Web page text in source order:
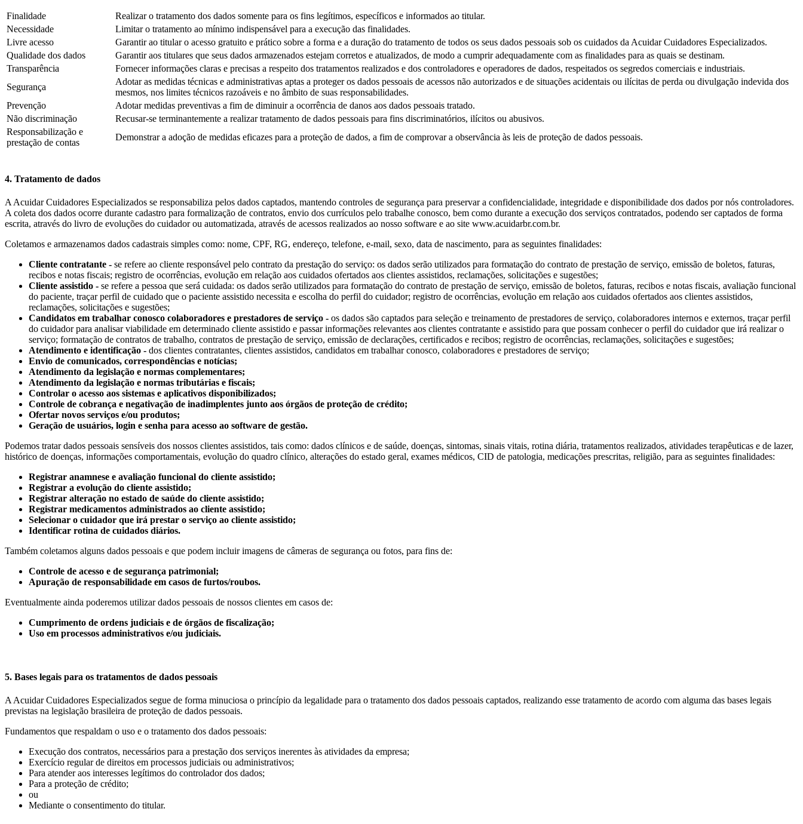
Finalidade
Realizar o tratamento dos dados somente para os fins legítimos, específicos e informados ao titular.
Necessidade
Limitar o tratamento ao mínimo indispensável para a execução das finalidades.
Livre acesso
Garantir ao titular o acesso gratuito e prático sobre a forma e a duração do tratamento de todos os seus dados pessoais sob os cuidados da Acuidar Cuidadores Especializados.
Qualidade dos dados
Garantir aos titulares que seus dados armazenados estejam corretos e atualizados, de modo a cumprir adequadamente com as finalidades para as quais se destinam.
Transparência
Fornecer informações claras e precisas a respeito dos tratamentos realizados e dos controladores e operadores de dados, respeitados os segredos comerciais e industriais.
Segurança
Adotar as medidas técnicas e administrativas aptas a proteger os dados pessoais de acessos não autorizados e de situações acidentais ou ilícitas de perda ou divulgação indevida dos
mesmos, nos limites técnicos razoáveis e no âmbito de suas responsabilidades.
Prevenção
Adotar medidas preventivas a fim de diminuir a ocorrência de danos aos dados pessoais tratado.
Não discriminação
Recusar-se terminantemente a realizar tratamento de dados pessoais para fins discriminatórios, ilícitos ou abusivos.
Responsabilização e
prestação de contas
Demonstrar a adoção de medidas eficazes para a proteção de dados, a fim de comprovar a observância às leis de proteção de dados pessoais.
4. Tratamento de dados
A Acuidar Cuidadores Especializados se responsabiliza pelos dados captados, mantendo controles de segurança para preservar a confidencialidade, integridade e disponibilidade dos dados por nós controladores.
A coleta dos dados ocorre durante cadastro para formalização de contratos, envio dos currículos pelo trabalhe conosco, bem como durante a execução dos serviços contratados, podendo ser captados de forma
escrita, através do livro de evoluções do cuidador ou automatizada, através de acessos realizados ao nosso software e ao site www.acuidarbr.com.br.
Coletamos e armazenamos dados cadastrais simples como: nome, CPF, RG, endereço, telefone, e-mail, sexo, data de nascimento, para as seguintes finalidades:
Cliente contratante - se refere ao cliente responsável pelo contrato da prestação do serviço: os dados serão utilizados para formatação do contrato de prestação de serviço, emissão de boletos, faturas,
recibos e notas fiscais; registro de ocorrências, evolução em relação aos cuidados ofertados aos clientes assistidos, reclamações, solicitações e sugestões;
Cliente assistido - se refere a pessoa que será cuidada: os dados serão utilizados para formatação do contrato de prestação de serviço, emissão de boletos, faturas, recibos e notas fiscais, avaliação funcional
do paciente, traçar perfil de cuidado que o paciente assistido necessita e escolha do perfil do cuidador; registro de ocorrências, evolução em relação aos cuidados ofertados aos clientes assistidos,
reclamações, solicitações e sugestões;
Candidatos em trabalhar conosco colaboradores e prestadores de serviço - os dados são captados para seleção e treinamento de prestadores de serviço, colaboradores internos e externos, traçar perfil
do cuidador para analisar viabilidade em determinado cliente assistido e passar informações relevantes aos clientes contratante e assistido para que possam conhecer o perfil do cuidador que irá realizar o
serviço; formatação de contratos de trabalho, contratos de prestação de serviço, emissão de declarações, certificados e recibos; registro de ocorrências, reclamações, solicitações e sugestões;
Atendimento e identificação - dos clientes contratantes, clientes assistidos, candidatos em trabalhar conosco, colaboradores e prestadores de serviço;
Envio de comunicados, correspondências e notícias;
Atendimento da legislação e normas complementares;
Atendimento da legislação e normas tributárias e fiscais;
Controlar o acesso aos sistemas e aplicativos disponibilizados;
Controle de cobrança e negativação de inadimplentes junto aos órgãos de proteção de crédito;
Ofertar novos serviços e/ou produtos;
Geração de usuários, login e senha para acesso ao software de gestão.
Podemos tratar dados pessoais sensíveis dos nossos clientes assistidos, tais como: dados clínicos e de saúde, doenças, sintomas, sinais vitais, rotina diária, tratamentos realizados, atividades terapêuticas e de lazer,
histórico de doenças, informações comportamentais, evolução do quadro clínico, alterações do estado geral, exames médicos, CID de patologia, medicações prescritas, religião, para as seguintes finalidades:
Registrar anamnese e avaliação funcional do cliente assistido;
Registrar a evolução do cliente assistido;
Registrar alteração no estado de saúde do cliente assistido;
Registrar medicamentos administrados ao cliente assistido;
Selecionar o cuidador que irá prestar o serviço ao cliente assistido;
Identificar rotina de cuidados diários.
Também coletamos alguns dados pessoais e que podem incluir imagens de câmeras de segurança ou fotos, para fins de:
Controle de acesso e de segurança patrimonial;
Apuração de responsabilidade em casos de furtos/roubos.
Eventualmente ainda poderemos utilizar dados pessoais de nossos clientes em casos de:
Cumprimento de ordens judiciais e de órgãos de fiscalização;
Uso em processos administrativos e/ou judiciais.
5. Bases legais para os tratamentos de dados pessoais
A Acuidar Cuidadores Especializados segue de forma minuciosa o princípio da legalidade para o tratamento dos dados pessoais captados, realizando esse tratamento de acordo com alguma das bases legais
previstas na legislação brasileira de proteção de dados pessoais.
Fundamentos que respaldam o uso e o tratamento dos dados pessoais:
Execução dos contratos, necessários para a prestação dos serviços inerentes às atividades da empresa;
Exercício regular de direitos em processos judiciais ou administrativos;
Para atender aos interesses legítimos do controlador dos dados;
Para a proteção de crédito;
ou
Mediante o consentimento do titular.